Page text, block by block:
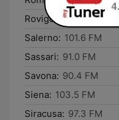
Rovigo:
107.1 FM
Salerno: 101.6 FM
Sassari: 91.0 FM
Savona: 90.4 FM
Siena: 103.5 FM
Siracusa: 97.3 FM